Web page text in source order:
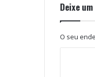
Deixe
O seu